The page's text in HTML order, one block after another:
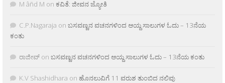
M âñd M on ಕವಿತೆ: ಜೀವನ ಜ್ಯೋತಿ
C.P.Nagaraja on ಬಸವಣ್ಣನ ವಚನಗಳಿಂದ ಆಯ್ದ ಸಾಲುಗಳ ಓದು – 13ನೆಯ
ಕಂತು
ರಾಜೀವ್ on ಬಸವಣ್ಣನ ವಚನಗಳಿಂದ ಆಯ್ದ ಸಾಲುಗಳ ಓದು – 13ನೆಯ ಕಂತು
K.V Shashidhara on ಹೊನಲುವಿಗೆ 11 ವರುಶ ತುಂಬಿದ ನಲಿವು